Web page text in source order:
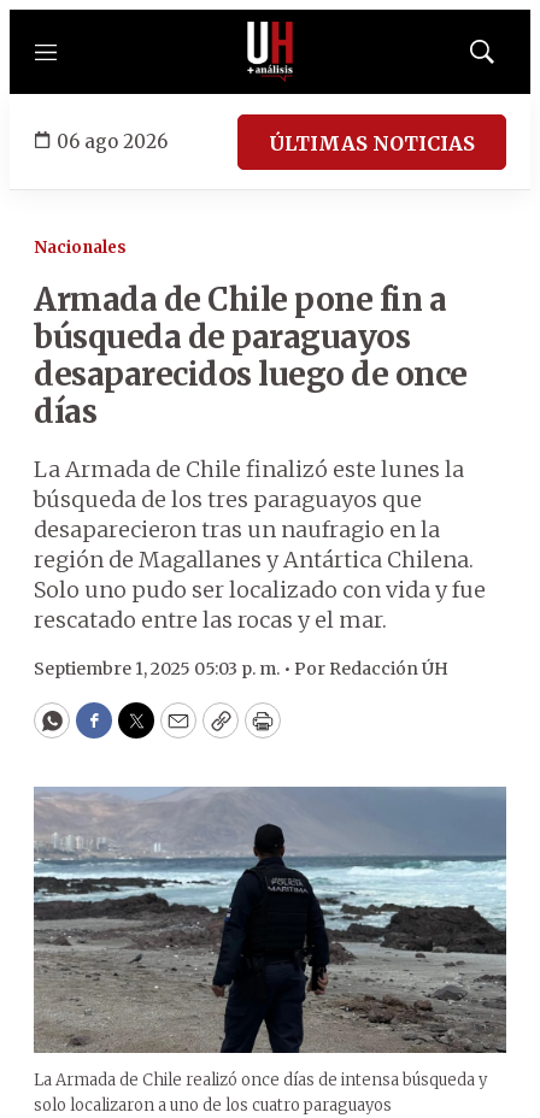
Menú
Mostrar
06 ago 2026 ÚLTIMAS NOTICIAS
Nacionales
Armada de Chile pone fin a
búsqueda de paraguayos
desaparecidos luego de once
días
La Armada de Chile finalizó este lunes la
búsqueda de los tres paraguayos que
desaparecieron tras un naufragio en la
región de Magallanes y Antártica Chilena.
Solo uno pudo ser localizado con vida y fue
rescatado entre las rocas y el mar.
Septiembre 1, 2025 05:03 p. m. • Por Redacción ÚH
WhatsApp
Facebook
Twitter
EmailCopyPrint
La Armada de Chile realizó once días de intensa búsqueda y
solo localizaron a uno de los cuatro paraguayos